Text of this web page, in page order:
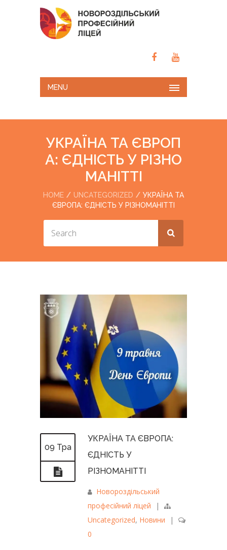
MENU
УКРАЇНА ТА ЄВРОП
А: ЄДНІСТЬ У РІЗНО
МАНІТТІ
HOME UNCATEGORIZED
УКРАЇНА ТА
ЄВРОПА: ЄДНІСТЬ У РІЗНОМАНІТТІ
09 Тра
УКРАЇНА ТА ЄВРОПА:
ЄДНІСТЬ У
РІЗНОМАНІТТІ
Новороздільський
професійний ліцей
|
Uncategorized, Новини
|
0